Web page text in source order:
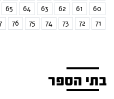
60
61
62
63
64
65
71
72
73
74
75
76
בתי הספר